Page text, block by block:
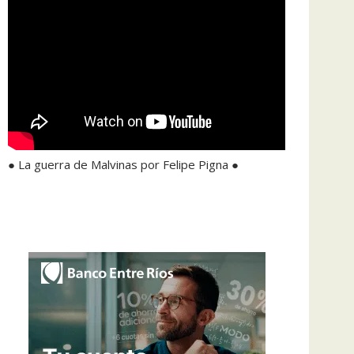
● La guerra de Malvinas por Felipe Pigna ●